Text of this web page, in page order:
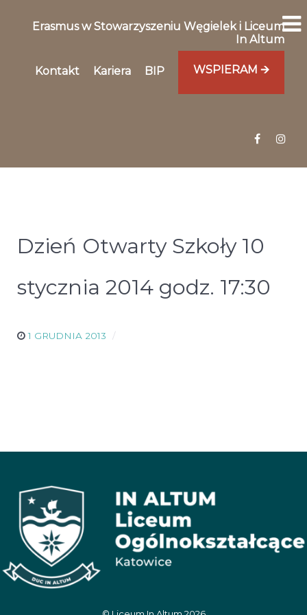
Erasmus w Stowarzyszeniu Węgielek i Liceum
In Altum
Kontakt Kariera BIP WSPIERAM 🡪
Dzień Otwarty Szkoły 10
stycznia 2014 godz. 17:30
1 GRUDNIA 2013